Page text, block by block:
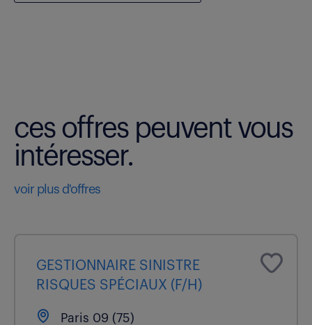
ces offres peuvent vous
intéresser.
voir plus d'offres
GESTIONNAIRE SINISTRE
RISQUES SPÉCIAUX (F/H)
Paris 09 (75)